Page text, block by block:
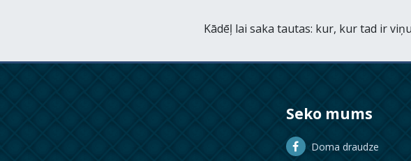
Kādēļ lai saka tautas: kur, kur tad ir
Seko mums
Doma draudze